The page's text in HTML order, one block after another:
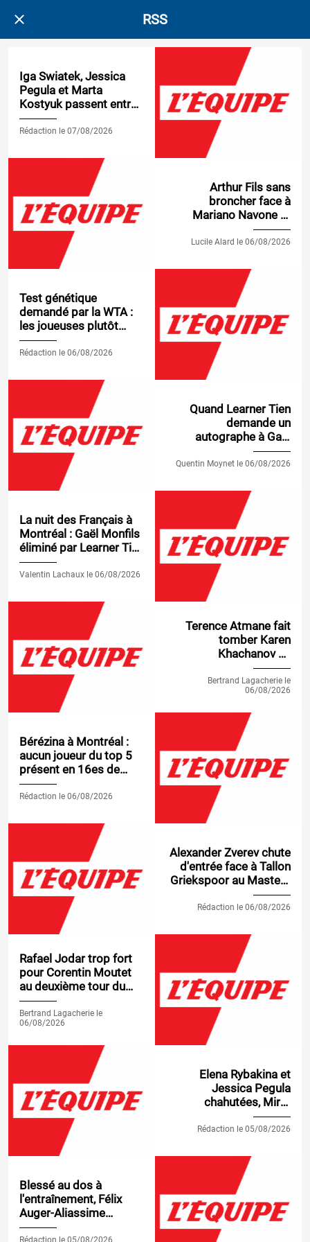
RSS
Rédaction le 07/08/2026
Iga Swiatek, Jessica
Pegula et Marta
Kostyuk passent entre
les gouttes au WTA
1000 de Toronto
Lucile Alard le 06/08/2026
Arthur Fils sans
broncher face à
Mariano Navone et
qualifié pour les
huitièmes du Masters
Rédaction le 06/08/2026
Test génétique
demandé par la WTA :
les joueuses plutôt
alignées avec cette
nouvelle règle
Quentin Moynet le 06/08/2026
Quand Learner Tien
demande un
autographe à Gaël
Monfils, qu'il vient de
battre à Montréal
Valentin Lachaux le 06/08/2026
La nuit des Français à
Montréal : Gaël Monfils
éliminé par Learner Tien
pour sa dernière,
Titouan Droguet qualifié
Bertrand Lagacherie le
06/08/2026
Terence Atmane fait
tomber Karen
Khachanov au
deuxième tour du
Masters 1000 de
Montréal
Rédaction le 06/08/2026
Bérézina à Montréal :
aucun joueur du top 5
présent en 16es de
finale d'un Masters
1000, une première
Rédaction le 06/08/2026
Alexander Zverev chute
d'entrée face à Tallon
Griekspoor au Masters
1000 de Montréal
Bertrand Lagacherie le
06/08/2026
Rafael Jodar trop fort
pour Corentin Moutet
au deuxième tour du
Masters 1000 de
Montréal
Rédaction le 05/08/2026
Elena Rybakina et
Jessica Pegula
chahutées, Mirra
Andreeva et Coco Gauff
déroulent au WTA 1000
Rédaction le 05/08/2026
Blessé au dos à
l'entraînement, Félix
Auger-Aliassime
déclare forfait pour son